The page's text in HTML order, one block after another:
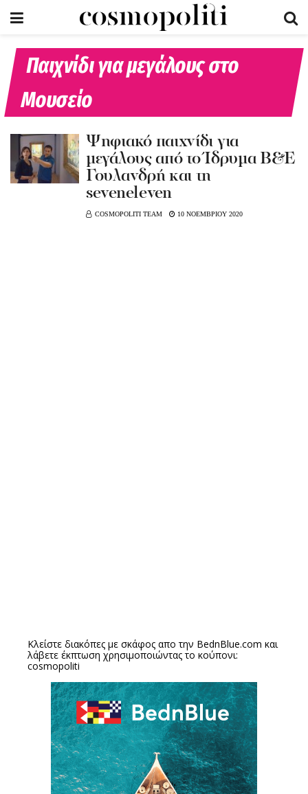
Παιχνίδι για μεγάλους στο
Μουσείο
Ψηφιακό παιχνίδι για
μεγάλους από το Ίδρυμα Β&Ε
Γουλανδρή και τη
seveneleven
COSMOPOLITI TEAM 10 ΝΟΕΜΒΡΙΟΥ 2020
Κλείστε διακόπες με σκάφος απο την BednBlue.com και
λάβετε έκπτωση χρησιμοποιώντας το κούπονι:
cosmopoliti